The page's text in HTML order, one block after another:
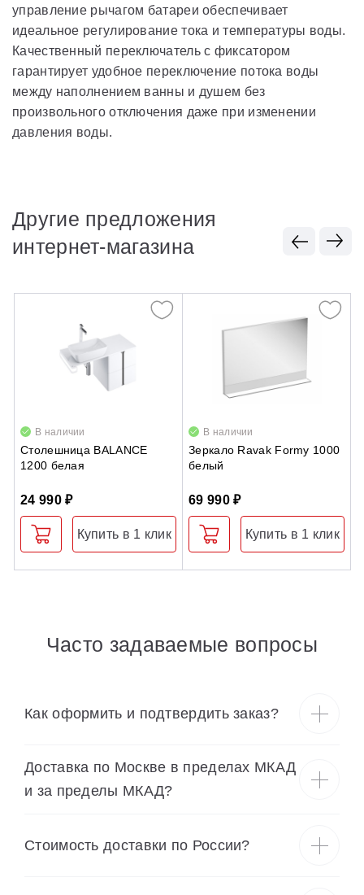
управление рычагом батареи обеспечивает
идеальное регулирование тока и температуры воды.
Качественный переключатель с фиксатором
гарантирует удобное переключение потока воды
между наполнением ванны и душем без
произвольного отключения даже при изменении
давления воды.
Другие предложения
интернет-магазина
В наличии
Столешница BALANCE
1200 белая
24 990 ₽
Купить в 1 клик
В наличии
Зеркало Ravak Formy 1000
белый
69 990 ₽
Купить в 1 клик
Часто задаваемые вопросы
Как оформить и подтвердить заказ?
Доставка по Москве в пределах МКАД
и за пределы МКАД?
Cтоимость доставки по России?